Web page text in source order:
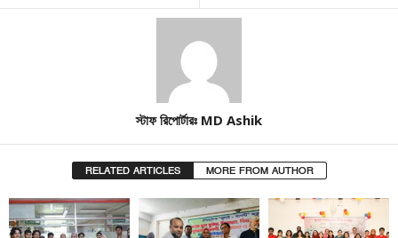
স্টাফ রিপোর্টারঃ MD Ashik
RELATED ARTICLES MORE FROM AUTHOR